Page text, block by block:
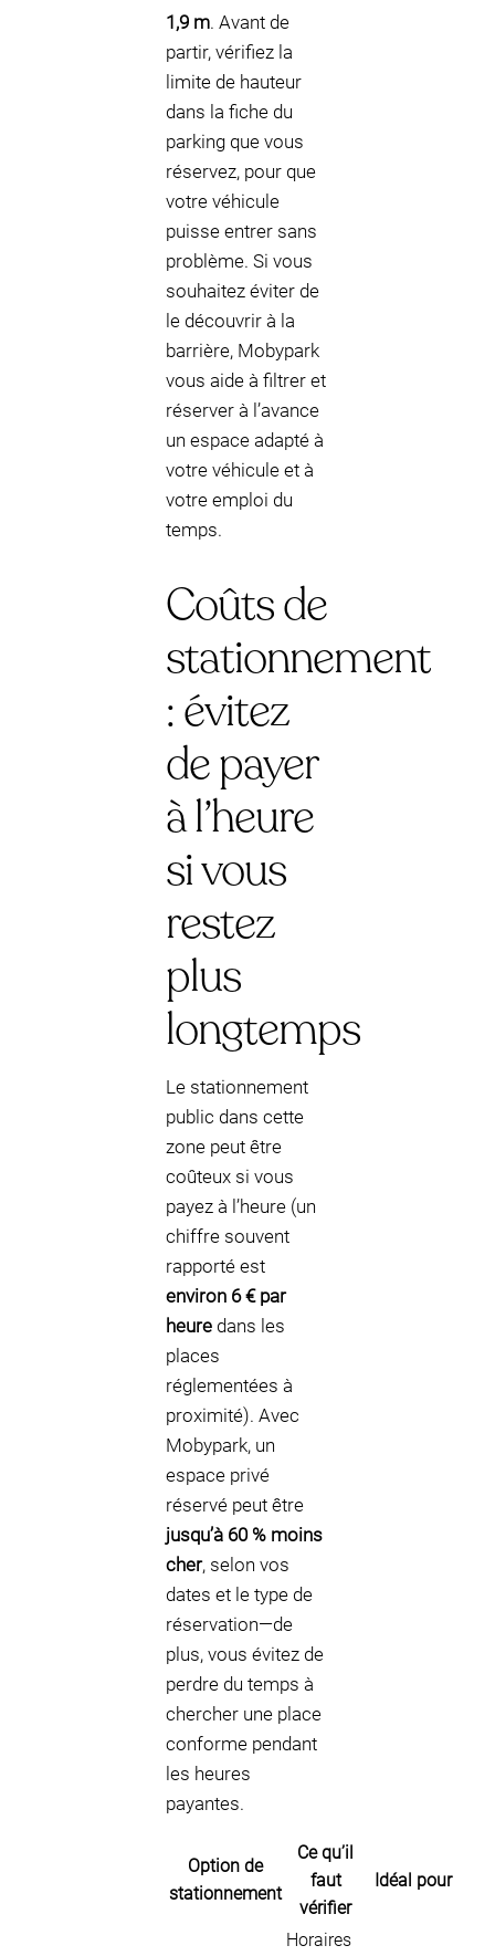
1,9 m. Avant de
partir, vérifiez la
limite de hauteur
dans la fiche du
parking que vous
réservez, pour que
votre véhicule
puisse entrer sans
problème. Si vous
souhaitez éviter de
le découvrir à la
barrière, Mobypark
vous aide à filtrer et
réserver à l’avance
un espace adapté à
votre véhicule et à
votre emploi du
temps.
Coûts de
stationnement
: évitez
de payer
à l’heure
si vous
restez
plus
longtemps
Le stationnement
public dans cette
zone peut être
coûteux si vous
payez à l’heure (un
chiffre souvent
rapporté est
environ 6 € par
heure dans les
places
réglementées à
proximité). Avec
Mobypark, un
espace privé
réservé peut être
jusqu’à 60 % moins
cher, selon vos
dates et le type de
réservation—de
plus, vous évitez de
perdre du temps à
chercher une place
conforme pendant
les heures
payantes.
Option de
stationnement
Ce qu’il
faut
vérifier
Idéal pour
Horaires